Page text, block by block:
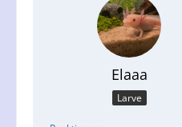
Elaaa
Larve